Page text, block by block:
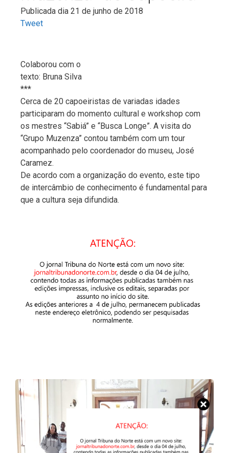
Publicada dia 21 de junho de 2018
Tweet
Colaborou com o
texto: Bruna Silva
***
Cerca de 20 capoeiristas de variadas idades
participaram do momento cultural e workshop com
os mestres “Sabiá” e “Busca Longe”. A visita do
“Grupo Muzenza” contou também com um tour
acompanhado pelo coordenador do museu, José
Caramez.
De acordo com a organização do evento, este tipo
de intercâmbio de conhecimento é fundamental para
que a cultura seja difundida.